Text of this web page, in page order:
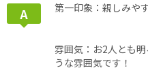
第一印象：親しみや
雰囲気：お2人とも
うな雰囲気です！